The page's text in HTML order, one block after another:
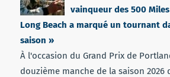
vainqueur des 500
Long Beach a marqué un tournant
saison »
À l'occasion du Grand Prix de
douzième manche de la saison 2026